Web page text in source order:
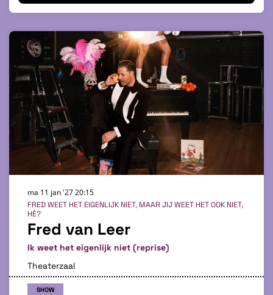
Fred van Leer
Ik weet het eigenlijk niet (reprise)
FRED WEET HET EIGENLIJK NIET, MAAR JIJ WEET HET OOK NIET,
HÈ?
ma 11 jan '2720:15
Theaterzaal
SHOW